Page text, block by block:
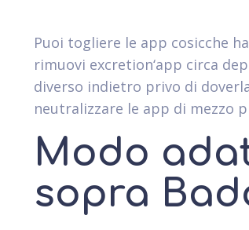
Puoi togliere le app cosicche
rimuovi excretion‘app circa
diverso indietro privo di
neutralizzare le app di mezzo
Modo
sopra